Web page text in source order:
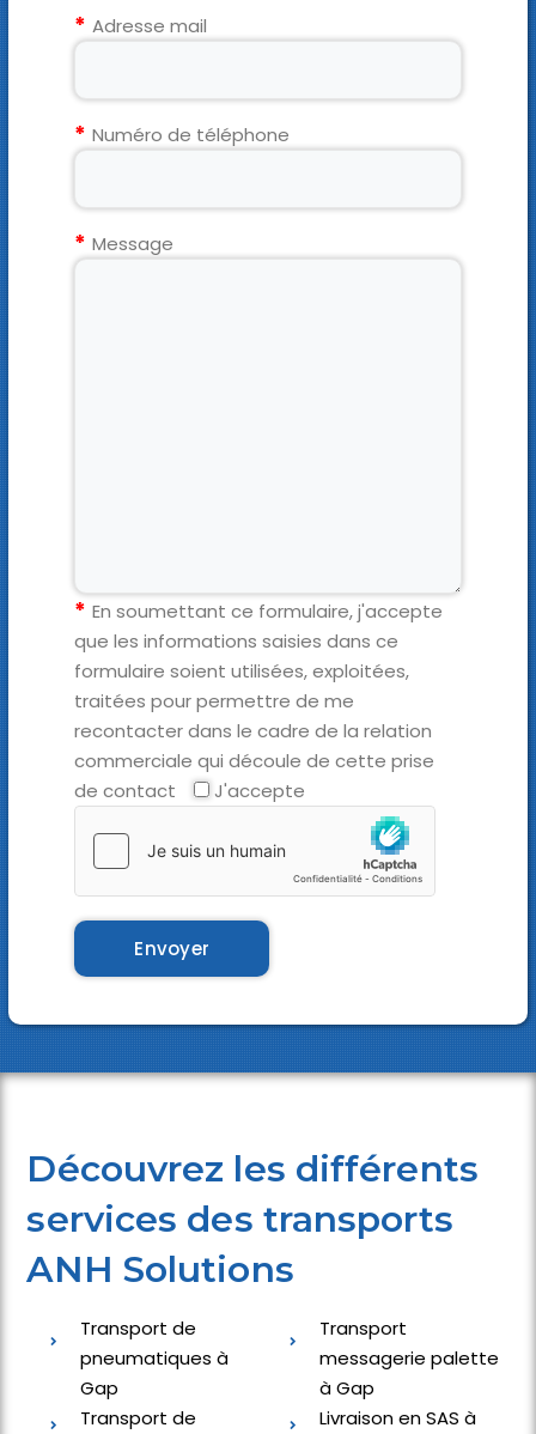
Adresse mail
Numéro de téléphone
Message
En soumettant ce formulaire, j'accepte
que les informations saisies dans ce
formulaire soient utilisées, exploitées,
traitées pour permettre de me
recontacter dans le cadre de la relation
commerciale qui découle de cette prise
de contact
J'accepte
Découvrez les différents
services des transports
ANH Solutions
Transport de
pneumatiques à
Gap
Transport de
Transport
messagerie palette
à Gap
Livraison en SAS à